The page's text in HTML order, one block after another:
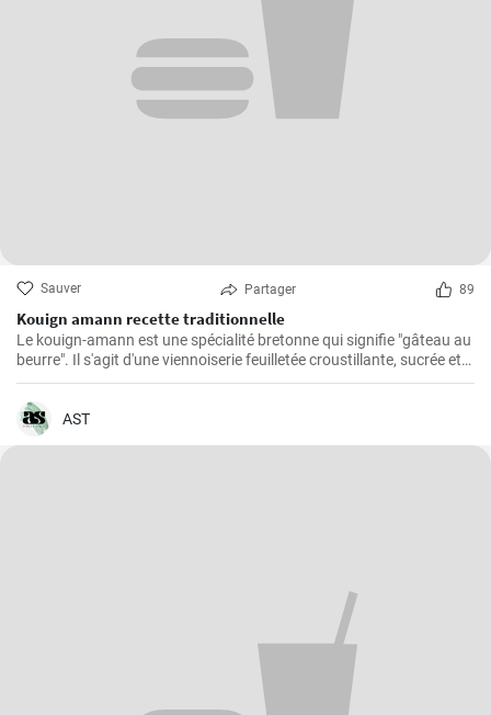
Sauver Partager 89
Kouign amann recette traditionnelle
Le kouign-amann est une spécialité bretonne qui signifie "gâteau au
beurre". Il s'agit d'une viennoiserie feuilletée croustillante, sucrée et
beurrée à souhait. Bien qu'il soit un peu complexe à réaliser, le
résultat en vaut vraiment la peine !
AST